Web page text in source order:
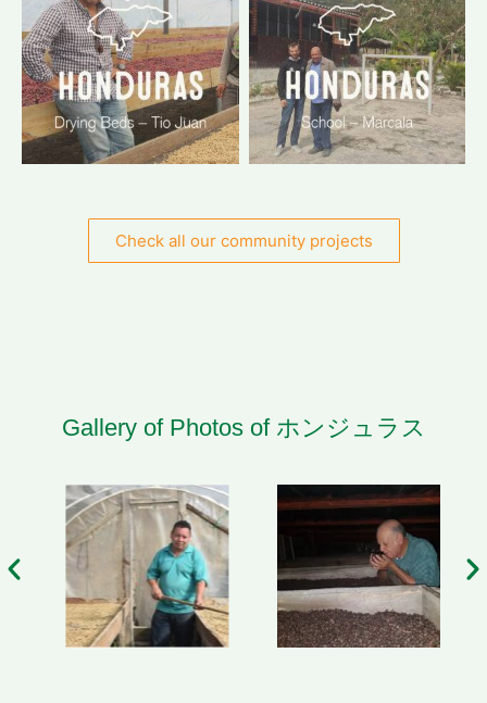
Check all our community projects
Gallery of Photos of ホンジュラス